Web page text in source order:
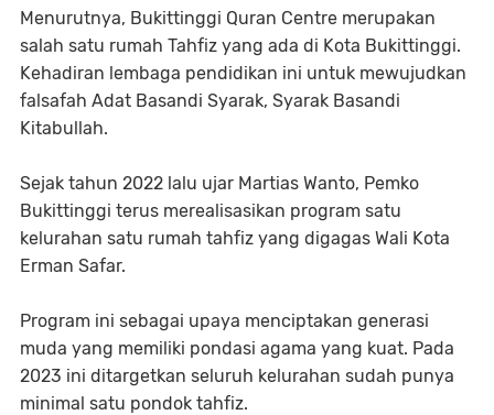
Menurutnya, Bukittinggi Quran Centre merupakan
salah satu rumah Tahfiz yang ada di Kota Bukittinggi.
Kehadiran lembaga pendidikan ini untuk mewujudkan
falsafah Adat Basandi Syarak, Syarak Basandi
Kitabullah.
Sejak tahun 2022 lalu ujar Martias Wanto, Pemko
Bukittinggi terus merealisasikan program satu
kelurahan satu rumah tahfiz yang digagas Wali Kota
Erman Safar.
Program ini sebagai upaya menciptakan generasi
muda yang memiliki pondasi agama yang kuat. Pada
2023 ini ditargetkan seluruh kelurahan sudah punya
minimal satu pondok tahfiz.